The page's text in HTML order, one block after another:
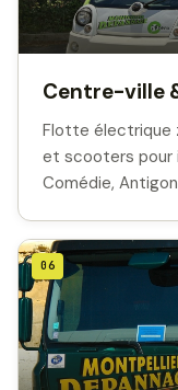
Centre-ville
Flotte électrique
et scooters pour
Comédie,
06